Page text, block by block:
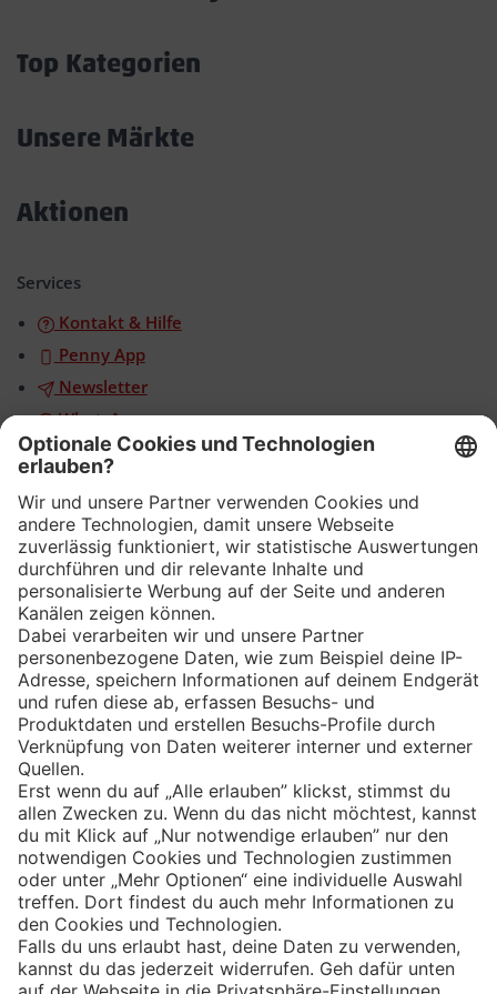
Top Kategorien
Unsere Märkte
Aktionen
Services
Kontakt & Hilfe
Penny App
Newsletter
WhatsApp
App
Eishockey
Impressum